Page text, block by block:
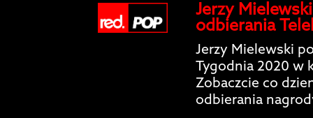
Jerzy
odbierania
Jerzy Mielewski
Tygodnia 2020 w
Zobaczcie co
odbierania